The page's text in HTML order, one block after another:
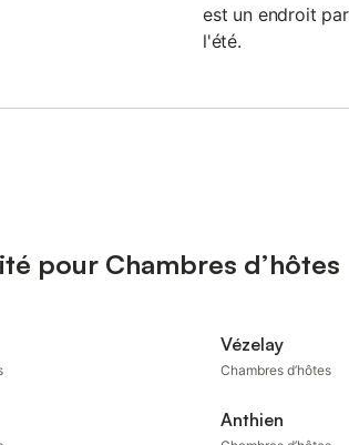
est un endroit
l'été.
pour Chambres d’hôtes
Vézelay
Chambres d’hôtes
Anthien